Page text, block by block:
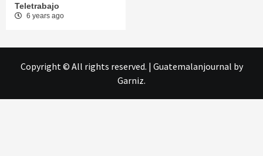
Teletrabajo
6 years ago
Copyright © All rights reserved. | Guatemalanjournal by
Garniz.